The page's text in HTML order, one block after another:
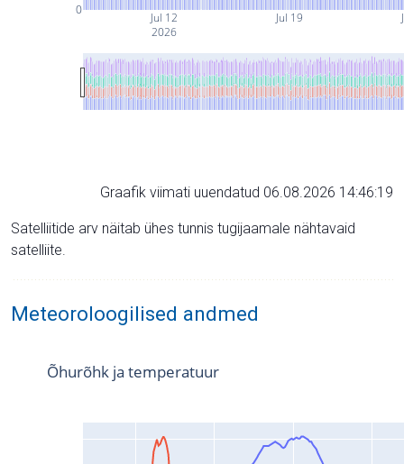
Jul 12
2026
Jul 19
0
Graafik viimati uuendatud 06.08.2026 14:46:19
Satelliitide arv näitab ühes tunnis tugijaamale nähtavaid
satelliite.
Meteoroloogilised andmed
Õhurõhk ja temperatuur